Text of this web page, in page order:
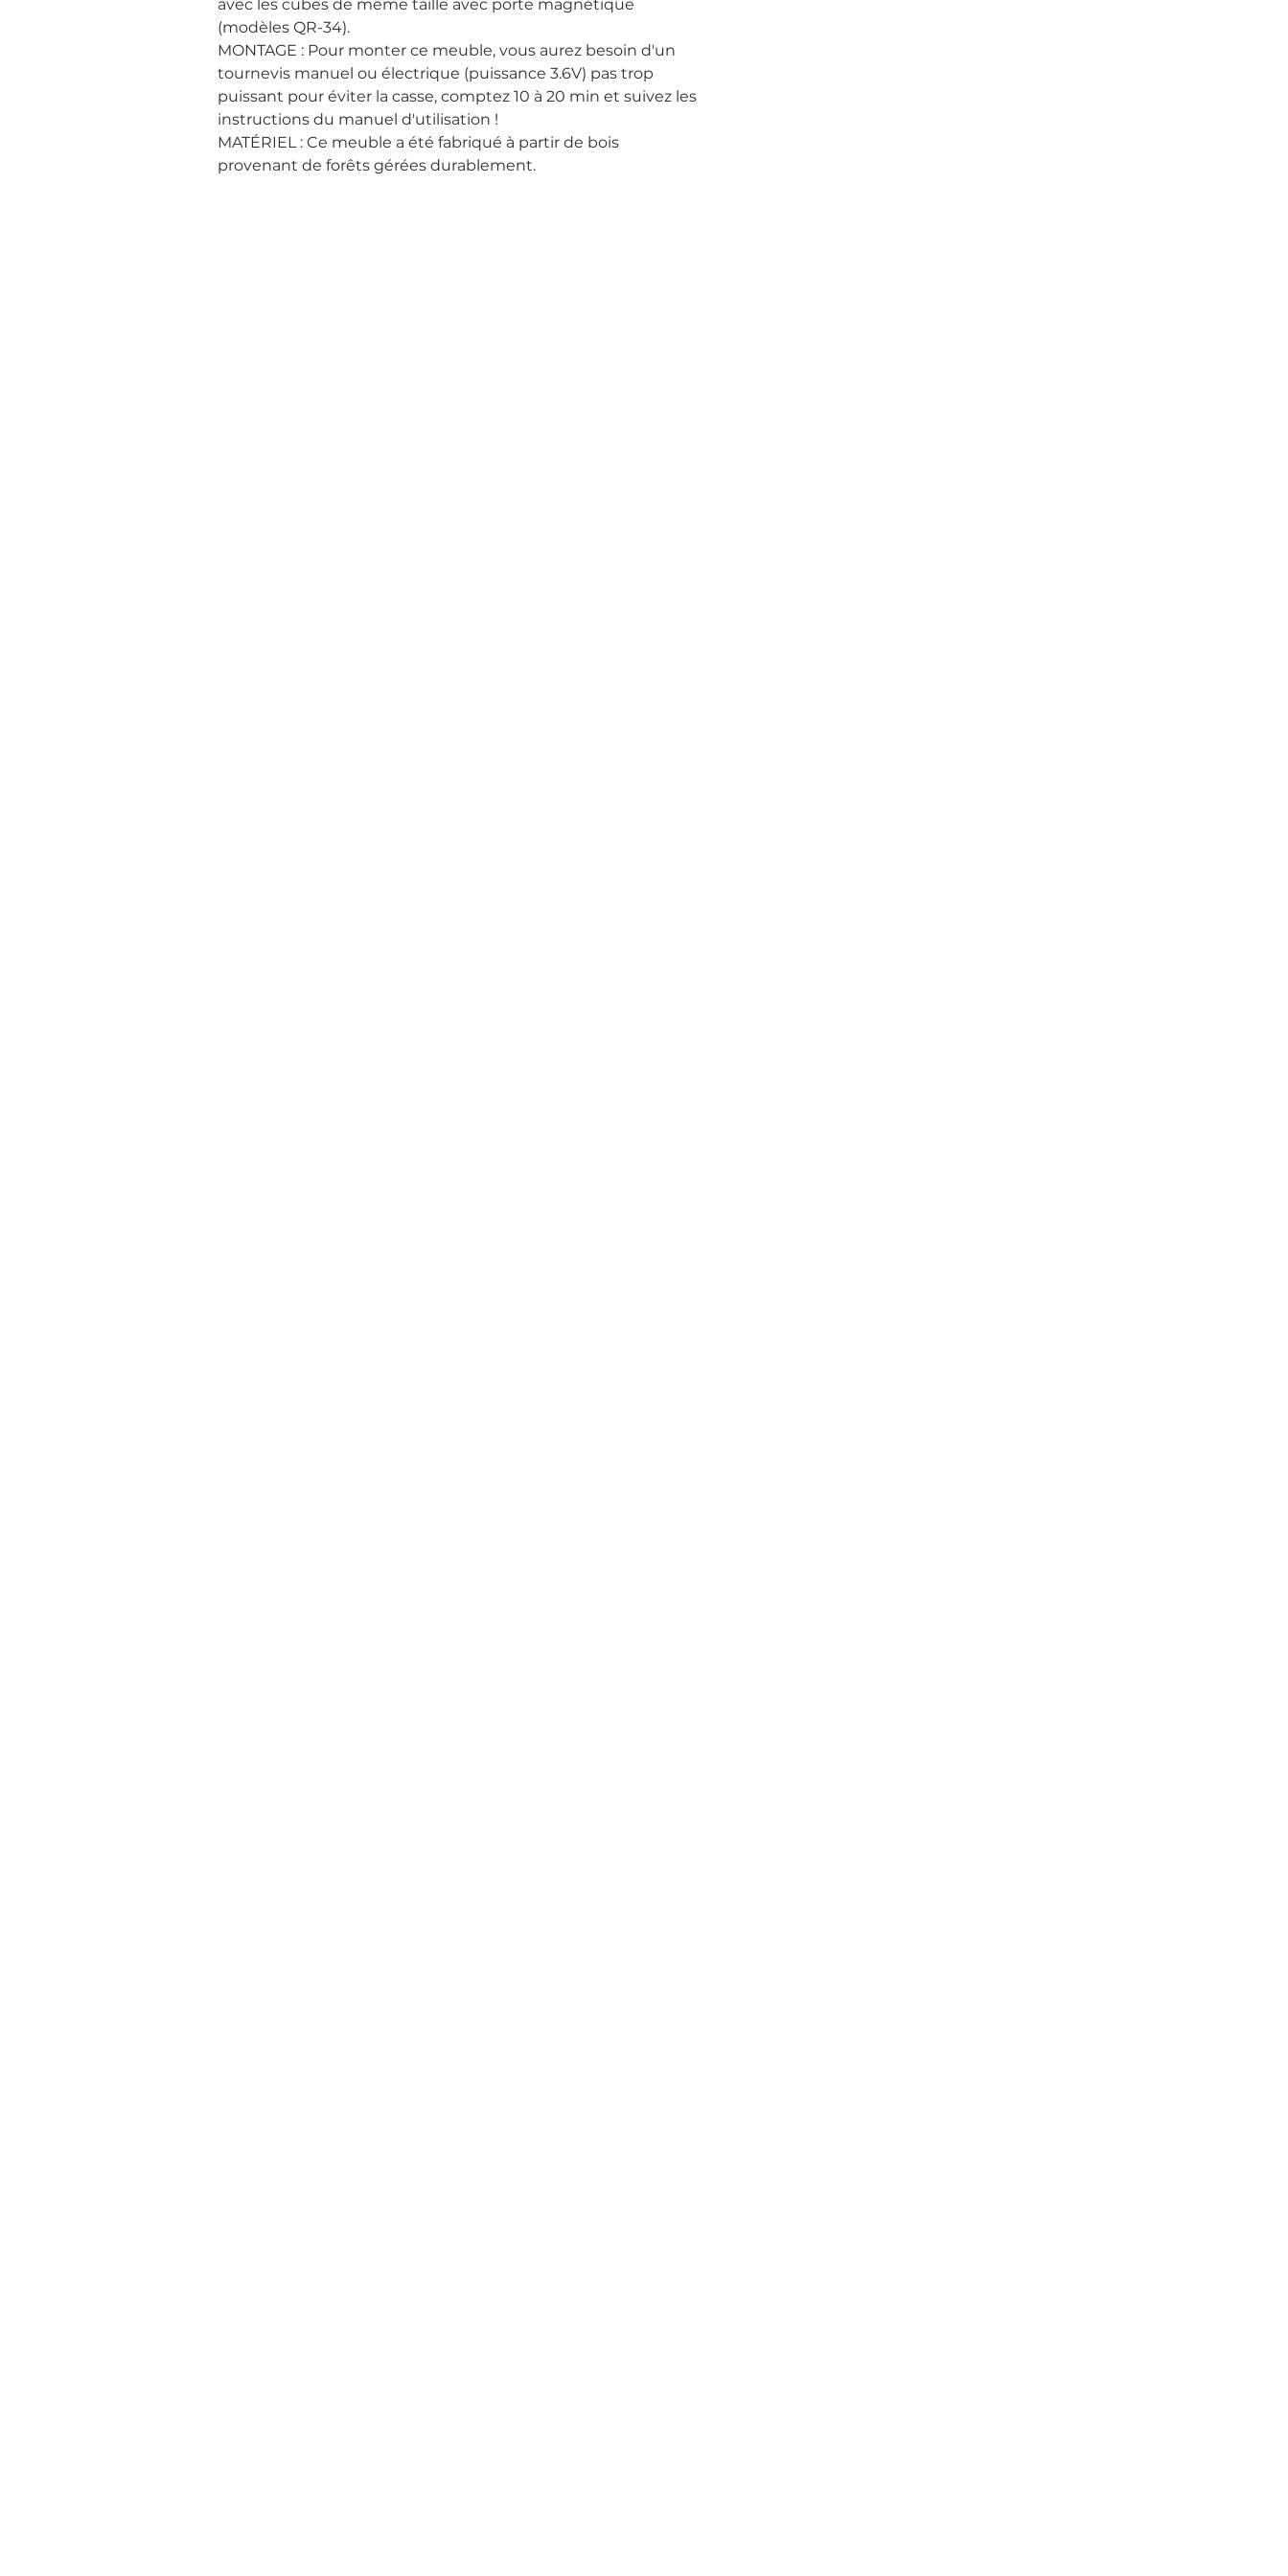
avec les cubes de même taille avec porte magnétique
(modèles QR-34).
MONTAGE : Pour monter ce meuble, vous aurez besoin d'un
tournevis manuel ou électrique (puissance 3.6V) pas trop
puissant pour éviter la casse, comptez 10 à 20 min et suivez les
instructions du manuel d'utilisation !
MATÉRIEL : Ce meuble a été fabriqué à partir de bois
provenant de forêts gérées durablement.